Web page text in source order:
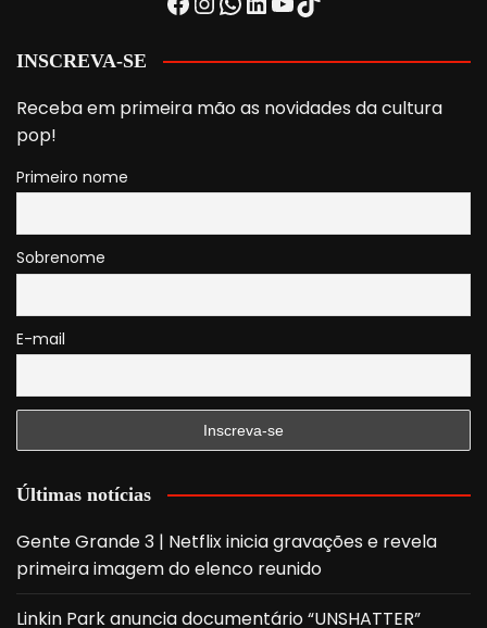
INSCREVA-SE
Receba em primeira mão as novidades da cultura
pop!
Primeiro nome
Sobrenome
E-mail
Últimas notícias
Gente Grande 3 | Netflix inicia gravações e revela
primeira imagem do elenco reunido
Linkin Park anuncia documentário “UNSHATTER”